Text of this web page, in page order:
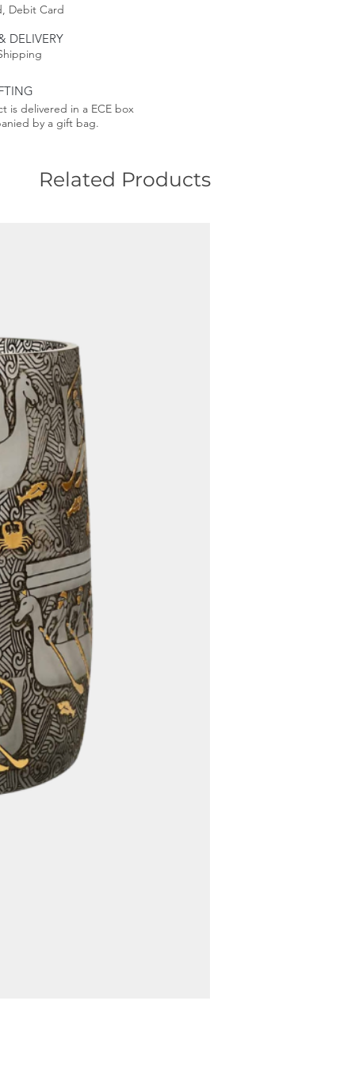
Debit Card
DELIVERY
is delivered in a ECE box
by a gift bag.
Related Products